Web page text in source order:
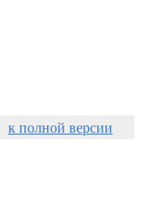
к полной версии